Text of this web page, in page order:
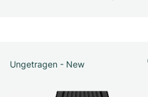
Ungetragen - New